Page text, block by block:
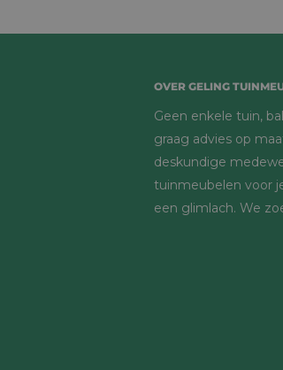
OVER GELING
Geen enkele tuin,
graag advies op
deskundige
tuinmeubelen voor
een glimlach. We